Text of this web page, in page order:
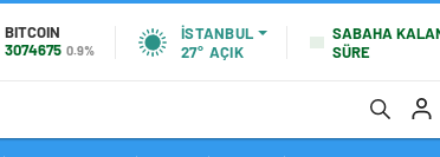
BITCOIN
3074675 0.9%
İSTANBUL
27° AÇIK
SABAHA
SÜRE